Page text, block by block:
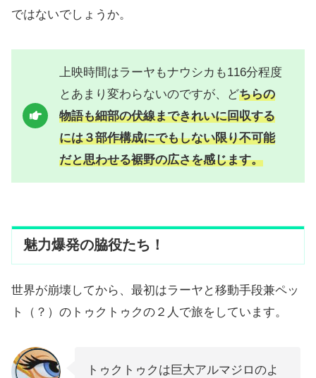
ではないでしょうか。
上映時間はラーヤもナウシカも116分程度
とあまり変わらないのですが、どちらの
物語も細部の伏線まできれいに回収する
には３部作構成にでもしない限り不可能
だと思わせる裾野の広さを感じます。
魅力爆発の脇役たち！
世界が崩壊してから、最初はラーヤと移動手段兼ペッ
ト（？）のトゥクトゥクの２人で旅をしています。
トゥクトゥクは巨大アルマジロのよ